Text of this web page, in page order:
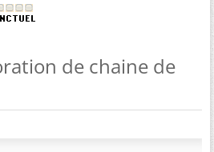
de chaine de